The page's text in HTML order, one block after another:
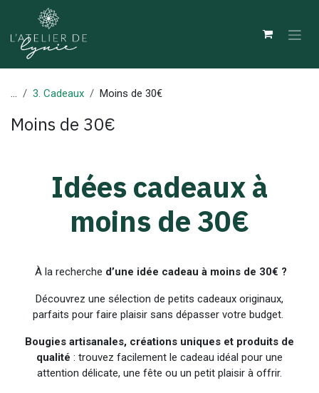
Se rendre au contenu
... 3. Cadeaux Moins de 30€
Moins de 30€
Idées cadeaux à
moins de 30€
À la recherche d’une idée cadeau à moins de 30€ ?
Découvrez une sélection de petits cadeaux originaux,
parfaits pour faire plaisir sans dépasser votre budget.
Bougies artisanales, créations uniques et produits de
qualité : trouvez facilement le cadeau idéal pour une
attention délicate, une fête ou un petit plaisir à offrir.